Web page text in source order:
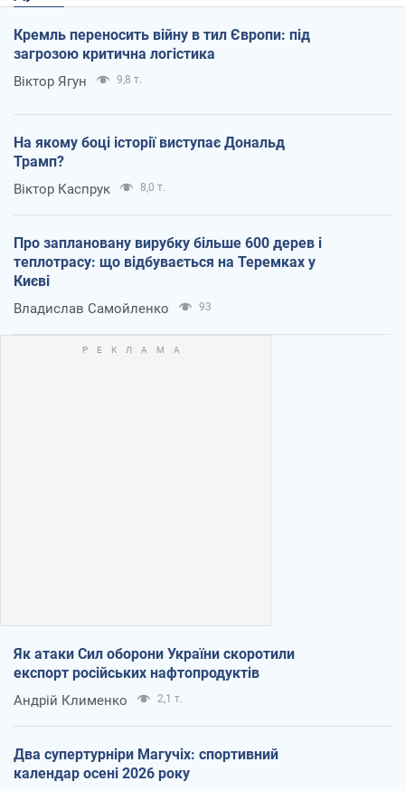
Кремль переносить війну в тил Європи: під
загрозою критична логістика
Віктор Ягун 9,8 т.
На якому боці історії виступає Дональд
Трамп?
Віктор Каспрук 8,0 т.
Про заплановану вирубку більше 600 дерев і
теплотрасу: що відбувається на Теремках у
Києві
Владислав Самойленко 93
Як атаки Сил оборони України скоротили
експорт російських нафтопродуктів
Андрій Клименко 2,1 т.
Два супертурніри Магучіх: спортивний
календар осені 2026 року